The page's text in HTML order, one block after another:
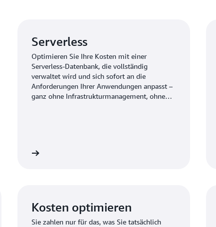
Serverless
Optimieren Sie Ihre Kosten mit einer
Serverless-Datenbank, die vollständig
verwaltet wird und sich sofort an die
Anforderungen Ihrer Anwendungen anpasst –
ganz ohne Infrastrukturmanagement, ohne
Kosten optimieren
Sie zahlen nur für das, was Sie tatsächlich